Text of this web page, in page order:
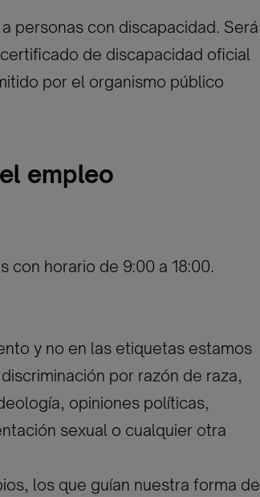
personas con discapacidad. Será
de discapacidad oficial
por el organismo público
empleo
con horario de 9:00 a 18:00.
y no en las etiquetas estamos
por razón de raza,
opiniones políticas,
sexual o cualquier otra
los que guían nuestra forma de